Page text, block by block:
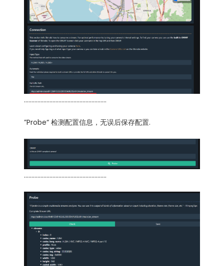
……………………………………………….
”Probe“ 检测配置信息，无误后保存配置.
……………………………………………….